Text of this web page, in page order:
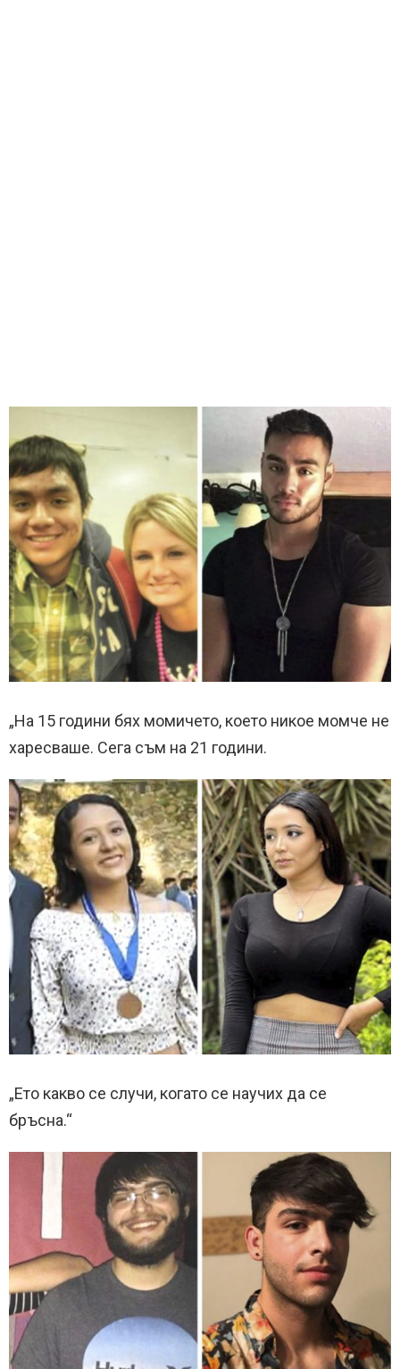
„На 15 години бях момичето, което никое момче не
харесваше. Сега съм на 21 години.
„Ето какво се случи, когато се научих да се
бръсна.“